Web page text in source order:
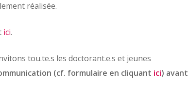
réalisée.
ici.
tou.te.s les doctorant.e.s et jeunes
(cf. formulaire en cliquant ici) avant